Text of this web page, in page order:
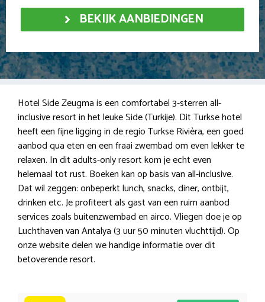
BEKIJK AANBIEDINGEN
Hotel Side Zeugma is een comfortabel 3-sterren all-
inclusive resort in het leuke Side (Turkije). Dit Turkse hotel
heeft een fijne ligging in de regio Turkse Rivièra, een goed
aanbod qua eten en een fraai zwembad om even lekker te
relaxen. In dit adults-only resort kom je echt even
helemaal tot rust. Boeken kan op basis van all-inclusive.
Dat wil zeggen: onbeperkt lunch, snacks, diner, ontbijt,
drinken etc. Je profiteert als gast van een ruim aanbod
services zoals buitenzwembad en airco. Vliegen doe je op
Luchthaven van Antalya (3 uur 50 minuten vluchttijd). Op
onze website delen we handige informatie over dit
betoverende resort.